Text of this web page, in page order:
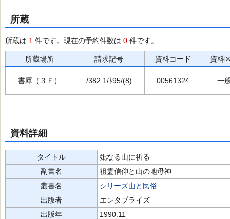
所蔵
所蔵は 1 件です。現在の予約件数は 0 件です。
所蔵場所 請求記号 資料コード 資料
書庫（３Ｆ） /382.1/ﾄ95/(8) 00561324 一
資料詳細
タイトル
妣なる山に祈る
副書名
祖霊信仰と山の地母神
叢書名
シリーズ山と民俗
出版者
エンタプライズ
出版年
1990.11